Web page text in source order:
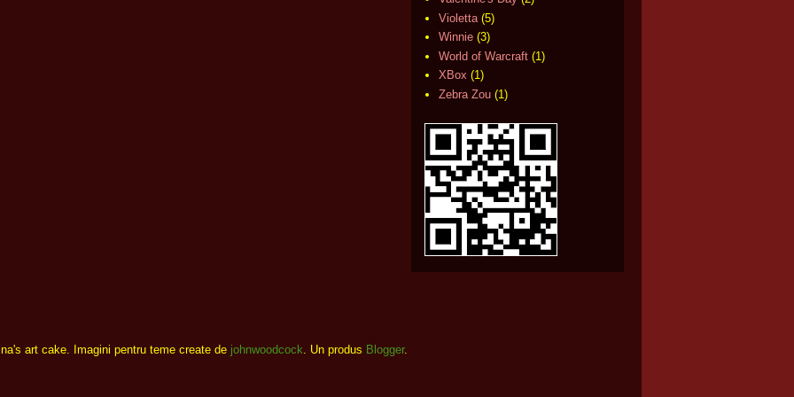
Violetta (5)
Winnie (3)
World of Warcraft (1)
XBox (1)
Zebra Zou (1)
art cake. Imagini pentru teme create de johnwoodcock. Un produs Blogger.